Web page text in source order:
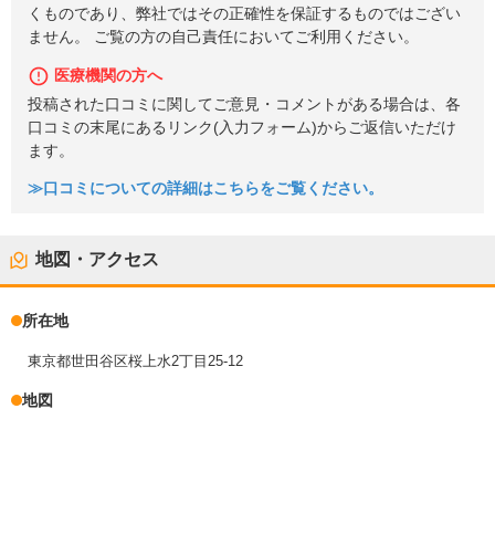
くものであり、弊社ではその正確性を保証するものではござい
ません。 ご覧の方の自己責任においてご利用ください。
医療機関の方へ
投稿された口コミに関してご意見・コメントがある場合は、各
口コミの末尾にあるリンク(入力フォーム)からご返信いただけ
ます。
≫口コミについての詳細はこちらをご覧ください。
地図・アクセス
所在地
東京都世田谷区桜上水2丁目25-12
地図